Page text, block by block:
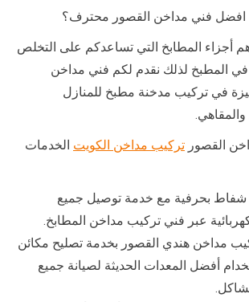
افضل فني مداخن القصور محترف؟
أجزاء المطابخ التي تساعدكم على التخلص
في المطبخ لذلك نقدم لكم فني مداخن
في تركيب مدخنة مطبخ للمنازل
القصور تركيب مداخن الكويت الخدمات
بحرفية مع خدمة توصيل جميع
عبر فني تركيب مداخن المطابخ.
مداخن هندي القصور بخدمة تصليح مكائن
أفضل المعدات الحديثة لصيانة جميع